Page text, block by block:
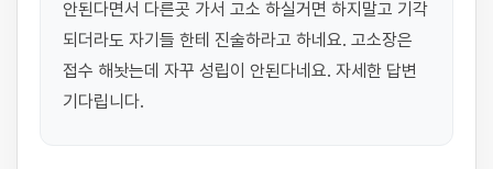
안된다면서 다른곳 가서 고소 하실거면 하지말고 기각
되더라도 자기들 한테 진술하라고 하네요. 고소장은
접수 해놧는데 자꾸 성립이 안된다네요. 자세한 답변
기다립니다.